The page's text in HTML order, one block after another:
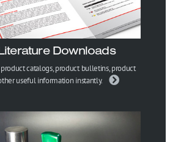
Downloads
catalogs, product bulletins, product
useful information instantly.